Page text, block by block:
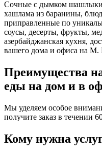
Сочные с дымком шашлыки
хашлама из баранины,
приправленные по
соусы, десерты, фрукты,
азербайджанская кухня,
вашего дома и офиса на М.
Преимущества
еды на дом и в
Мы уделяем особое
получите заказ в течении
Кому нужна